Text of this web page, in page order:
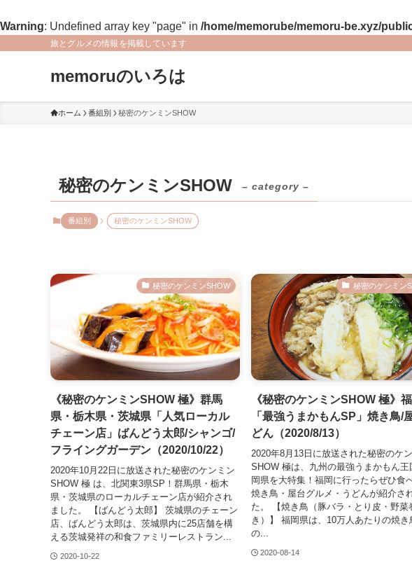
Warning: Undefined array key "page" in /home/memorube/memoru-be.xyz/
旅とグルメの情報を掲載しています
memoruのいろは
ホーム 番組別 秘密のケンミンSHOW
秘密のケンミンSHOW – category –
番組別 秘密のケンミンSHOW
秘密のケンミンSHOW
《秘密のケンミンSHOW 極》群馬
県・栃木県・茨城県「人気ローカル
チェーン店」ばんどう太郎/シャンゴ/
フライングガーデン（2020/10/22）
2020年10月22日に放送された秘密のケンミン
SHOW 極 は、北関東3県SP！群馬県・栃木
県・茨城県のローカルチェーン店が紹介され
ました。 【ばんどう太郎】 茨城県のチェーン
店、ばんどう太郎は、茨城県内に25店舗を構
える茨城発祥の和食ファミリーレストラン...
2020-10-22
秘密のケンミン
《秘密のケンミンSHOW 極》
「最強うまかもんSP」焼き鳥/
どん（2020/8/13）
2020年8月13日に放送された秘密のケ
SHOW 極は、九州の最強うまかもん王
岡県を大特集！福岡に行ったらぜひ食
焼き鳥・屋台グルメ・うどんが紹介さ
た。 【焼き鳥（豚バラ・とり皮・野菜
き）】 福岡県は、10万人あたりの焼き
の...
2020-08-14